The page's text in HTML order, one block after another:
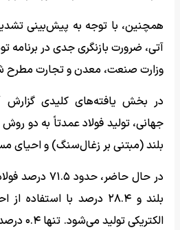
همچنین، با توجه به پیش‌بینی
آتی، ضرورت بازنگری جدی در
وزارت صنعت، معدن و تجارت
در بخش یافته‌های کلیدی
جهانی، تولید فولاد عمدتاً به دو
بلند (مبتنی بر زغال‌سنگ) و احیای
در حال حاضر،
بلند و ۲۸.۴ درصد با
الکتریکی